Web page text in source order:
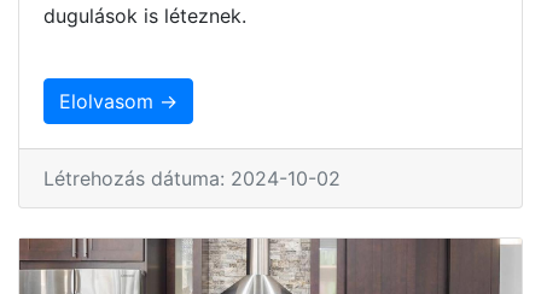
dugulások is léteznek.
Elolvasom →
Létrehozás dátuma: 2024-10-02